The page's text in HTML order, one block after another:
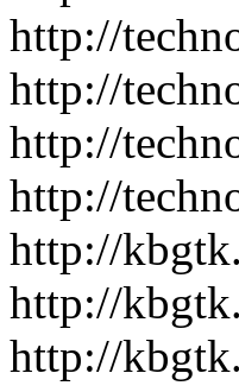
http://
http://
http://
http://
http://
http://
http://